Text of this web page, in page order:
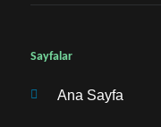
Sayfalar
Ana Sayfa